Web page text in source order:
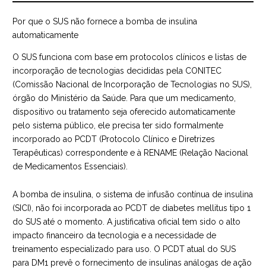
Por que o SUS não fornece a bomba de insulina
automaticamente
O SUS funciona com base em protocolos clínicos e listas de
incorporação de tecnologias decididas pela CONITEC
(Comissão Nacional de Incorporação de Tecnologias no SUS),
órgão do Ministério da Saúde. Para que um medicamento,
dispositivo ou tratamento seja oferecido automaticamente
pelo sistema público, ele precisa ter sido formalmente
incorporado ao PCDT (Protocolo Clínico e Diretrizes
Terapêuticas) correspondente e à RENAME (Relação Nacional
de Medicamentos Essenciais).
A bomba de insulina, o sistema de infusão contínua de insulina
(SICI), não foi incorporada ao PCDT de diabetes mellitus tipo 1
do SUS até o momento. A justificativa oficial tem sido o alto
impacto financeiro da tecnologia e a necessidade de
treinamento especializado para uso. O PCDT atual do SUS
para DM1 prevê o fornecimento de insulinas análogas de ação